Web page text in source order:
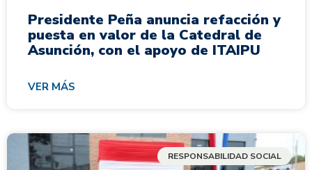
Presidente Peña anuncia refacción y
puesta en valor de la Catedral de
Asunción, con el apoyo de ITAIPU
VER MÁS
RESPONSABILIDAD SOCIAL